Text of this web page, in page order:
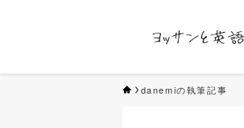
danemiの執筆記事